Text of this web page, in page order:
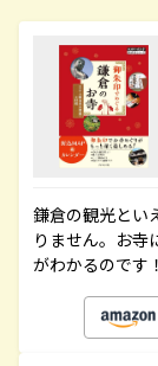
鎌倉の観光とい
りません。お寺
がわかるのです！